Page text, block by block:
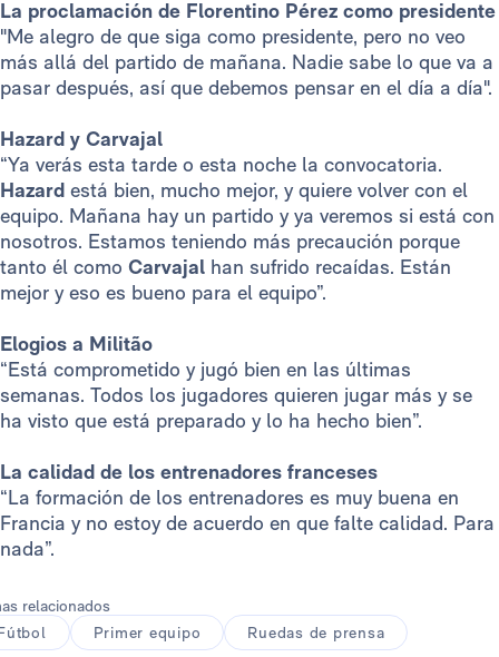
La proclamación de Florentino Pérez como presidente
"Me alegro de que siga como presidente, pero no veo
más allá del partido de mañana. Nadie sabe lo que va a
pasar después, así que debemos pensar en el día a día".
Hazard y Carvajal
“Ya verás esta tarde o esta noche la convocatoria.
Hazard está bien, mucho mejor, y quiere volver con el
equipo. Mañana hay un partido y ya veremos si está con
nosotros. Estamos teniendo más precaución porque
tanto él como Carvajal han sufrido recaídas. Están
mejor y eso es bueno para el equipo”.
Elogios a Militão
“Está comprometido y jugó bien en las últimas
semanas. Todos los jugadores quieren jugar más y se
ha visto que está preparado y lo ha hecho bien”.
La calidad de los entrenadores franceses
“La formación de los entrenadores es muy buena en
Francia y no estoy de acuerdo en que falte calidad. Para
nada”.
relacionados
Primer equipo Ruedas de prensa